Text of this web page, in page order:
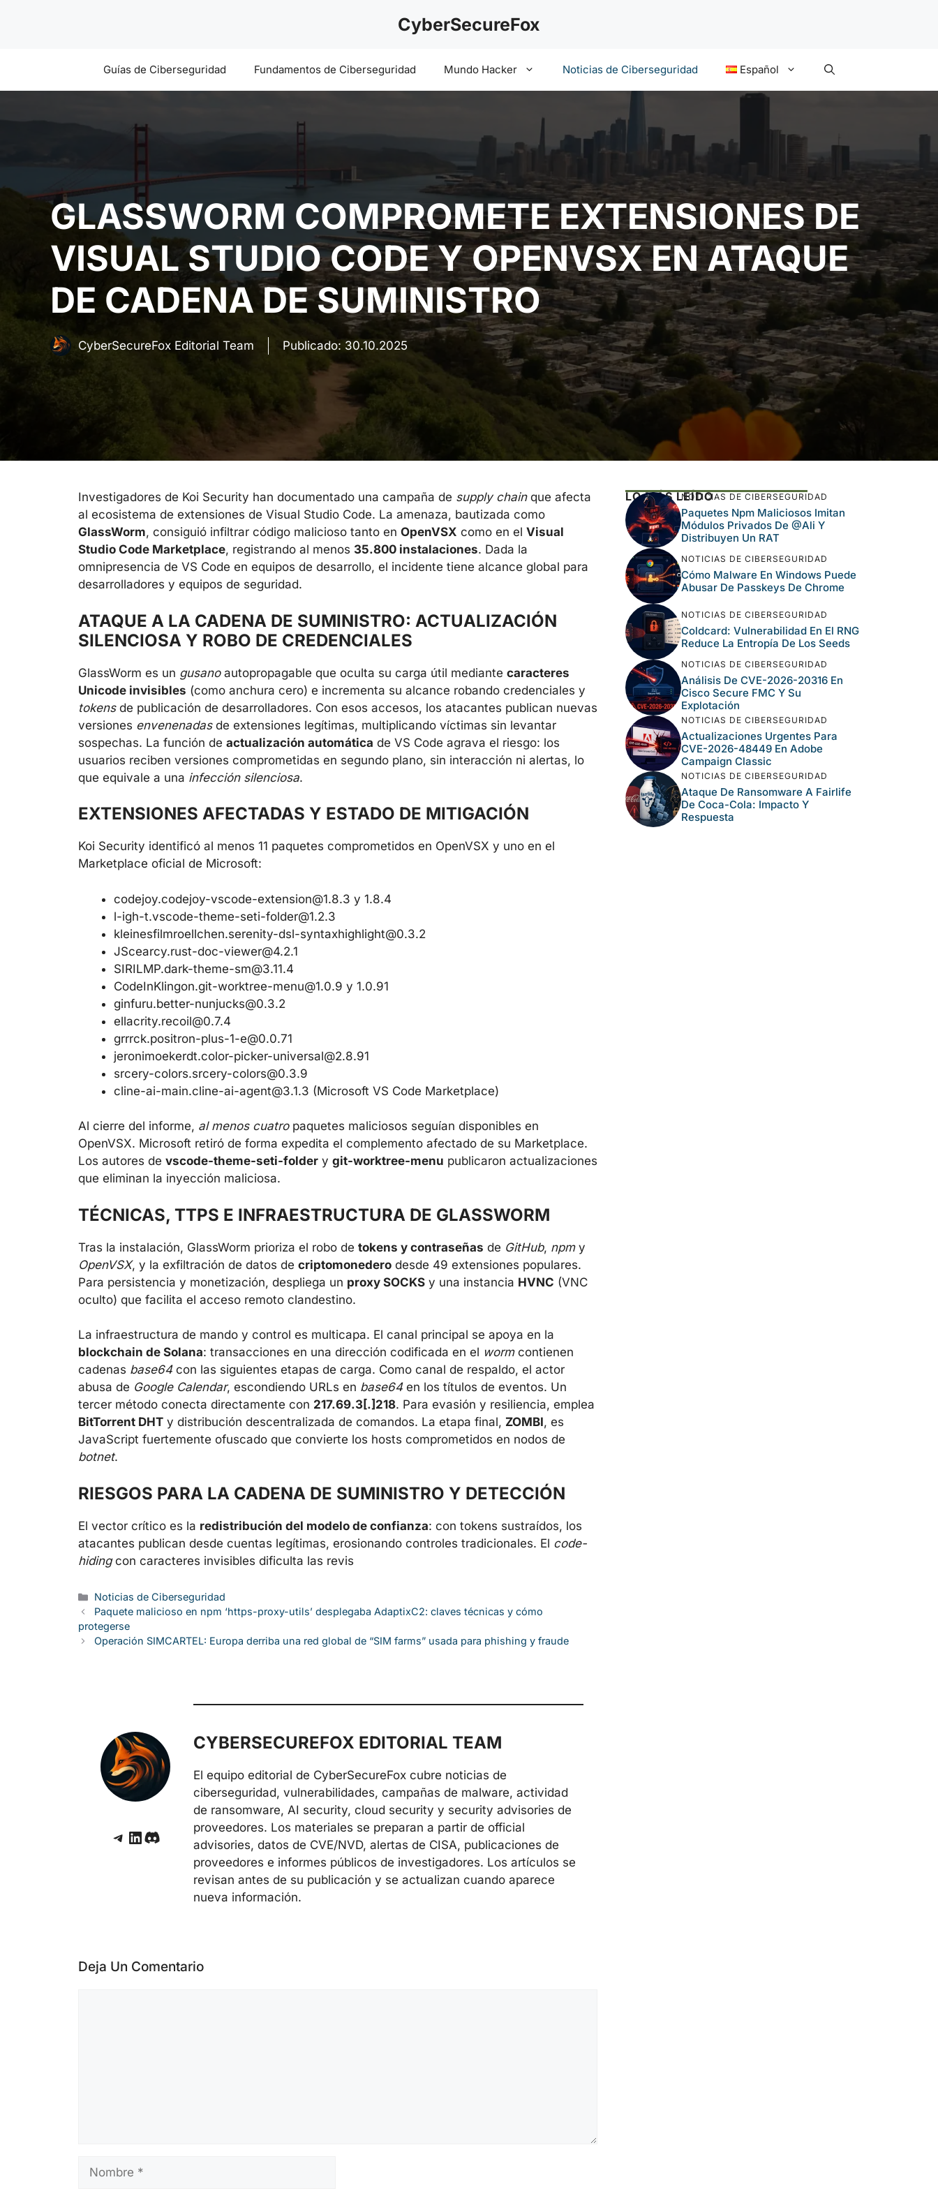
CyberSecureFox
Guías de Ciberseguridad Fundamentos de Ciberseguridad Mundo Hacker Noticias de Ciberseguridad Español
GLASSWORM COMPROMETE EXTENSIONES DE
VISUAL STUDIO CODE Y OPENVSX EN ATAQUE
DE CADENA DE SUMINISTRO
CyberSecureFox Editorial Team Publicado: 30.10.2025
Investigadores de Koi Security han documentado una campaña de supply chainque afecta
al ecosistema de extensiones de Visual Studio Code. La amenaza, bautizada como
GlassWorm, consiguió infiltrar código malicioso tanto en OpenVSX como en el Visual
Studio Code Marketplace, registrando al menos 35.800 instalaciones. Dada la
omnipresencia de VS Code en equipos de desarrollo, el incidente tiene alcance global para
desarrolladores y equipos de seguridad.
ATAQUE A LA CADENA DE SUMINISTRO: ACTUALIZACIÓN
SILENCIOSA Y ROBO DE CREDENCIALES
GlassWorm es un gusanoautopropagable que oculta su carga útil mediante caracteres
Unicode invisibles (como anchura cero) e incrementa su alcance robando credenciales y
tokensde publicación de desarrolladores. Con esos accesos, los atacantes publican nuevas
versiones envenenadasde extensiones legítimas, multiplicando víctimas sin levantar
sospechas. La función de actualización automática de VS Code agrava el riesgo: los
usuarios reciben versiones comprometidas en segundo plano, sin interacción ni alertas, lo
que equivale a una infección silenciosa.
EXTENSIONES AFECTADAS Y ESTADO DE MITIGACIÓN
Koi Security identificó al menos 11 paquetes comprometidos en OpenVSX y uno en el
Marketplace oficial de Microsoft:
codejoy.codejoy-vscode-extension@1.8.3 y 1.8.4
l-igh-t.vscode-theme-seti-folder@1.2.3
kleinesfilmroellchen.serenity-dsl-syntaxhighlight@0.3.2
JScearcy.rust-doc-viewer@4.2.1
SIRILMP.dark-theme-sm@3.11.4
CodeInKlingon.git-worktree-menu@1.0.9 y 1.0.91
ginfuru.better-nunjucks@0.3.2
ellacrity.recoil@0.7.4
grrrck.positron-plus-1-e@0.0.71
jeronimoekerdt.color-picker-universal@2.8.91
srcery-colors.srcery-colors@0.3.9
cline-ai-main.cline-ai-agent@3.1.3 (Microsoft VS Code Marketplace)
Al cierre del informe, al menos cuatropaquetes maliciosos seguían disponibles en
OpenVSX. Microsoft retiró de forma expedita el complemento afectado de su Marketplace.
Los autores de vscode-theme-seti-folder y git-worktree-menu publicaron actualizaciones
que eliminan la inyección maliciosa.
TÉCNICAS, TTPS E INFRAESTRUCTURA DE GLASSWORM
Tras la instalación, GlassWorm prioriza el robo de tokens y contraseñas de GitHub, npmy
OpenVSX, y la exfiltración de datos de criptomonedero desde 49 extensiones populares.
Para persistencia y monetización, despliega un proxy SOCKS y una instancia HVNC (VNC
oculto) que facilita el acceso remoto clandestino.
La infraestructura de mando y control es multicapa. El canal principal se apoya en la
blockchain de Solana: transacciones en una dirección codificada en el wormcontienen
cadenas base64con las siguientes etapas de carga. Como canal de respaldo, el actor
abusa de Google Calendar, escondiendo URLs en base64en los títulos de eventos. Un
tercer método conecta directamente con 217.69.3[.]218. Para evasión y resiliencia, emplea
BitTorrent DHT y distribución descentralizada de comandos. La etapa final, ZOMBI, es
JavaScript fuertemente ofuscado que convierte los hosts comprometidos en nodos de
botnet.
RIESGOS PARA LA CADENA DE SUMINISTRO Y DETECCIÓN
El vector crítico es la redistribución del modelo de confianza: con tokens sustraídos, los
atacantes publican desde cuentas legítimas, erosionando controles tradicionales. El code-
hidingcon caracteres invisibles dificulta las revis
Categorías
Noticias de Ciberseguridad
Paquete malicioso en npm ‘https-proxy-utils’ desplegaba AdaptixC2: claves técnicas y cómo
protegerse
Operación SIMCARTEL: Europa derriba una red global de “SIM farms” usada para phishing y fraude
Telegram
LinkedIn
Discord
CYBERSECUREFOX EDITORIAL TEAM
El equipo editorial de CyberSecureFox cubre noticias de
ciberseguridad, vulnerabilidades, campañas de malware, actividad
de ransomware, AI security, cloud security y security advisories de
proveedores. Los materiales se preparan a partir de official
advisories, datos de CVE/NVD, alertas de CISA, publicaciones de
proveedores e informes públicos de investigadores. Los artículos se
revisan antes de su publicación y se actualizan cuando aparece
nueva información.
Deja Un Comentario
LO MÁS LEÍDONOTICIAS DE CIBERSEGURIDAD
Paquetes Npm Maliciosos Imitan
Módulos Privados De @ali Y
Distribuyen Un RAT
NOTICIAS DE CIBERSEGURIDAD
Cómo Malware En Windows Puede
Abusar De Passkeys De Chrome
NOTICIAS DE CIBERSEGURIDAD
Coldcard: Vulnerabilidad En El RNG
Reduce La Entropía De Los Seeds
NOTICIAS DE CIBERSEGURIDAD
Análisis De CVE-2026-20316 En
Cisco Secure FMC Y Su
Explotación
NOTICIAS DE CIBERSEGURIDAD
Actualizaciones Urgentes Para
CVE-2026-48449 En Adobe
Campaign Classic
NOTICIAS DE CIBERSEGURIDAD
Ataque De Ransomware A Fairlife
De Coca-Cola: Impacto Y
Respuesta